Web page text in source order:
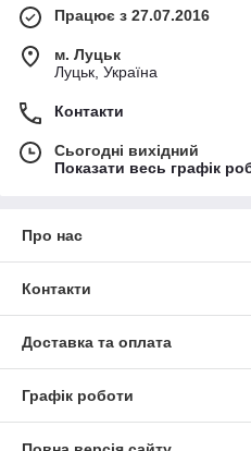
Працює з 27.07.2016
м. Луцьк
Луцьк, Україна
Контакти
Сьогодні вихідний
Показати весь графік
Про нас
Контакти
Доставка та оплата
Графік роботи